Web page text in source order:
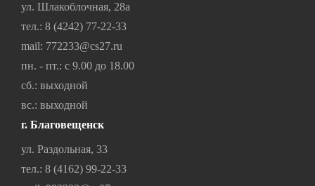
ул. Шлакоблочная, 28а
тел.: 8 (4242) 77-22-33
mail: 772233@cs27.ru
пн. - пт.: с 9.00 до 18.00
сб.: выходной
вс.: выходной
г. Благовещенск
ул. Раздольная, 33
тел.: 8 (4162) 99-22-33